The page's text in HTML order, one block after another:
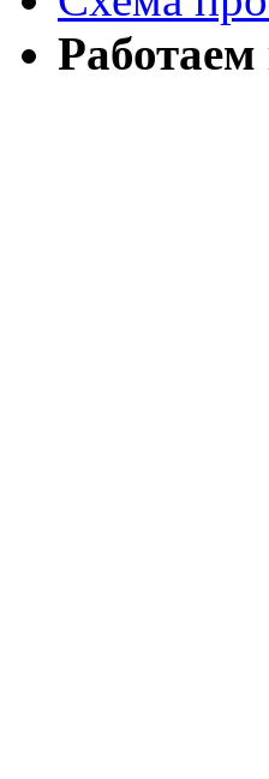
Работаем